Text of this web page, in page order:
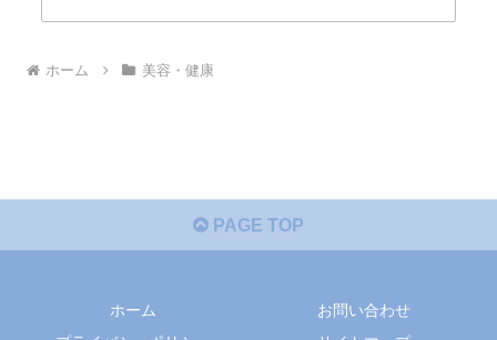
ホーム 美容・健康
PAGE TOP
ホーム
お問い合わせ